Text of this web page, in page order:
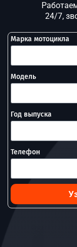
24/7,
Марка мотоцикла
Модель
Год выпуска
Телефон